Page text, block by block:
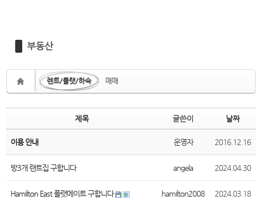
부동산
렌트/플랫/하숙 매매
제목 글쓴이 날짜
이용 안내 운영자 2016.12.16
방3개 랜트집 구합니다 angela 2024.04.30
Hamilton East 플랫메이트 구합니다 hamilton2008 2024.03.18